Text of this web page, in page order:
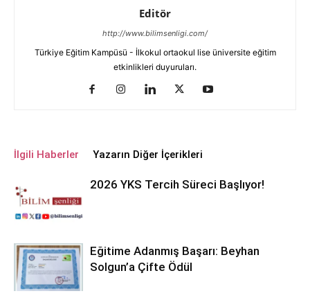
Editör
http://www.bilimsenligi.com/
Türkiye Eğitim Kampüsü - İlkokul ortaokul lise üniversite eğitim
etkinlikleri duyuruları.
İlgili Haberler Yazarın Diğer İçerikleri
2026 YKS Tercih Süreci Başlıyor!
Eğitime Adanmış Başarı: Beyhan
Solgun’a Çifte Ödül